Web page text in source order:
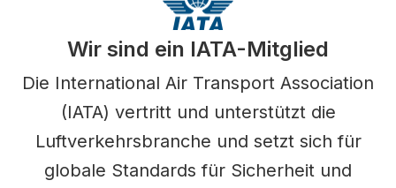
Wir sind ein IATA-Mitglied
Die International Air Transport Association
(IATA) vertritt und unterstützt die
Luftverkehrsbranche und setzt sich für
globale Standards für Sicherheit und